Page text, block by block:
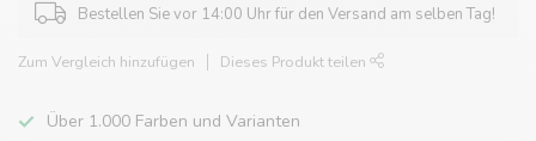
Bestellen Sie vor 14:00 Uhr für den Versand am selben Tag!
Zum Vergleich hinzufügen Dieses Produkt teilen
Über 1.000 Farben und Varianten